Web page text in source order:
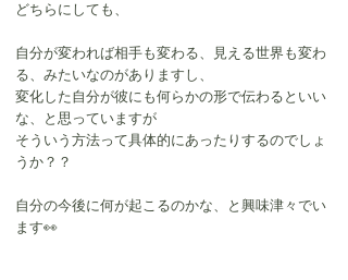
どちらにしても、
自分が変われば相手も変わる、見える世界も変わ
る、みたいなのがありますし、
変化した自分が彼にも何らかの形で伝わるといい
な、と思っていますが
そういう方法って具体的にあったりするのでしょ
うか？？
自分の今後に何が起こるのかな、と興味津々でい
ます👀